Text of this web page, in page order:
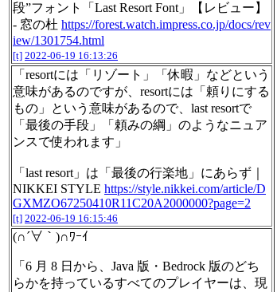
段”フォント「Last Resort Font」【レビュー】
- 窓の杜 https://forest.watch.impress.co.jp/docs/rev
iew/1301754.html
[t] 2022-06-19 16:13:26
「resortには「リゾート」「休暇」などという
意味があるのですが、resortには「頼りにする
もの」という意味があるので、last resortで
「最後の手段」「頼みの綱」のようなニュア
ンスで使われます」
「last resort」は「最後の行楽地」にあらず｜
NIKKEI STYLE https://style.nikkei.com/article/D
GXMZO67250410R11C20A2000000?page=2
[t] 2022-06-19 16:15:46
(∩´∀｀)∩ﾜｰｲ
「6 月 8 日から、Java 版・Bedrock 版のどち
らかを持っているすべてのプレイヤーは、現